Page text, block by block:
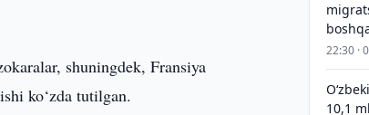
shuningdek, Fransiya
ko‘zda tutilgan.
22:30 ·
10,1